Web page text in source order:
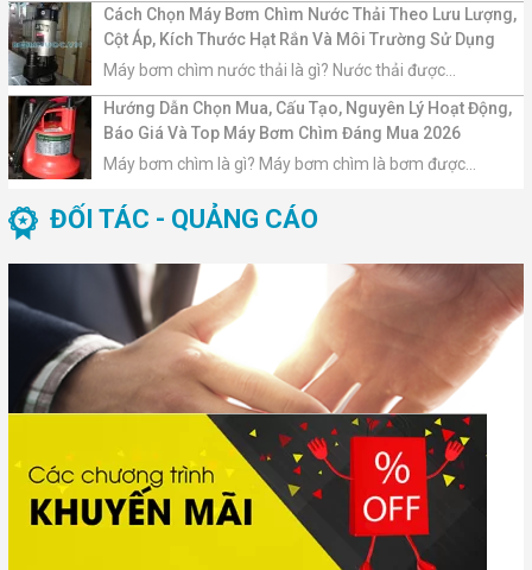
Cách Chọn Máy Bơm Chìm Nước Thải Theo Lưu Lượng,
Cột Áp, Kích Thước Hạt Rắn Và Môi Trường Sử Dụng
Máy bơm chìm nước thải là gì? Nước thải được...
Hướng Dẫn Chọn Mua, Cấu Tạo, Nguyên Lý Hoạt Động,
Báo Giá Và Top Máy Bơm Chìm Đáng Mua 2026
Máy bơm chìm là gì? Máy bơm chìm là bơm được...
ĐỐI TÁC - QUẢNG CÁO